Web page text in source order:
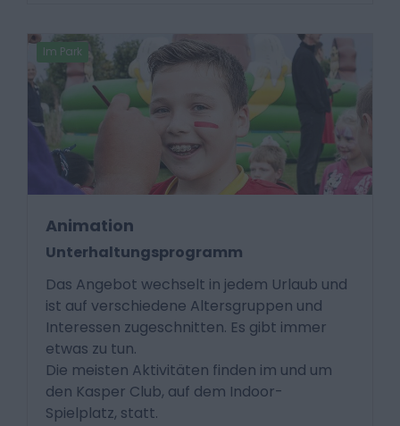
Im Park
Animation
Unterhaltungsprogramm
Das Angebot wechselt in jedem Urlaub und
ist auf verschiedene Altersgruppen und
Interessen zugeschnitten. Es gibt immer
etwas zu tun.
Die meisten Aktivitäten finden im und um
den Kasper Club, auf dem Indoor-
Spielplatz, statt.